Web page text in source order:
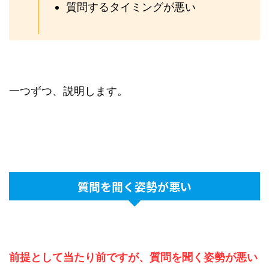
質問するタイミングが悪い
一つずつ、説明します。
質問を聞く姿勢が悪い
前提として当たり前ですが、質問を聞く姿勢が悪い